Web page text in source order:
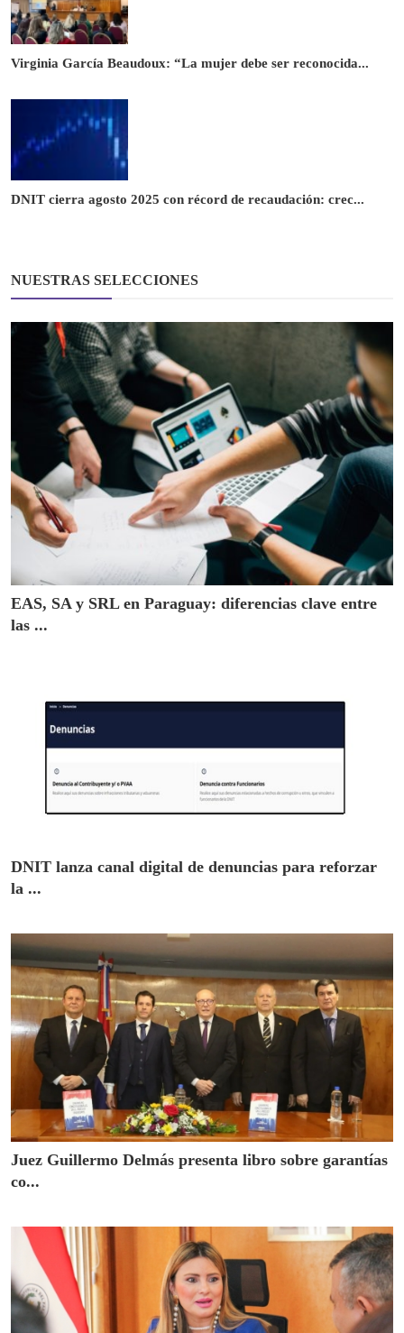
Virginia García Beaudoux: “La mujer debe ser reconocida...
DNIT cierra agosto 2025 con récord de recaudación: crec...
NUESTRAS SELECCIONES
EAS, SA y SRL en Paraguay: diferencias clave entre
las ...
DNIT lanza canal digital de denuncias para reforzar
la ...
Juez Guillermo Delmás presenta libro sobre garantías
co...